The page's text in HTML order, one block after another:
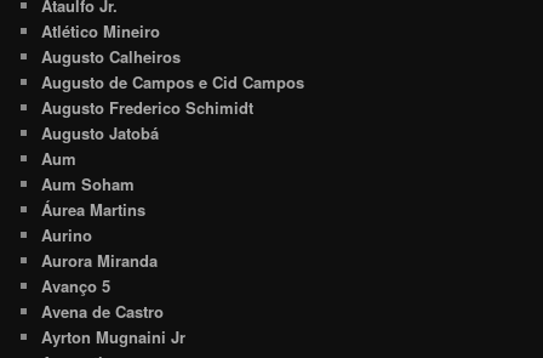
Ataulfo Jr.
Atlético Mineiro
Augusto Calheiros
Augusto de Campos e Cid Campos
Augusto Frederico Schimidt
Augusto Jatobá
Aum
Aum Soham
Áurea Martins
Aurino
Aurora Miranda
Avanço 5
Avena de Castro
Ayrton Mugnaini Jr